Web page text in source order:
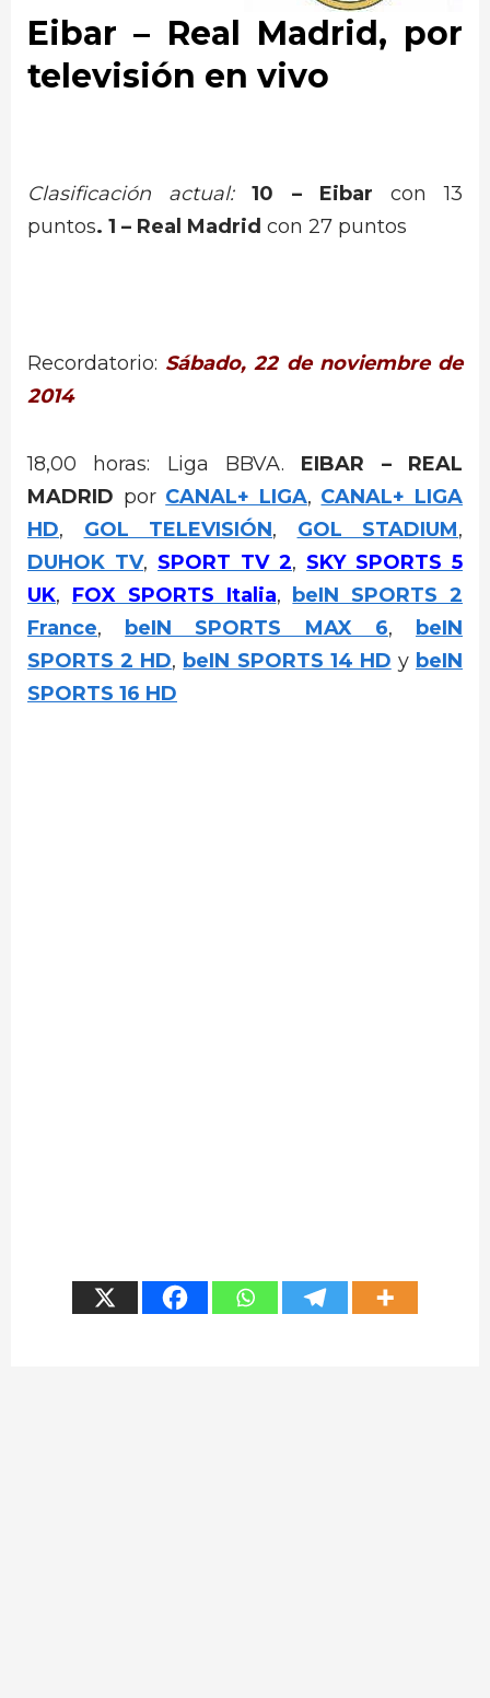
Eibar – Real Madrid, por
televisión en vivo
Clasificación actual: 10 – Eibar con 13
puntos. 1 – Real Madrid con 27 puntos
Recordatorio: Sábado, 22 de noviembre de
2014
18,00 horas: Liga BBVA. EIBAR – REAL
MADRID por CANAL+ LIGA, CANAL+ LIGA
HD, GOL TELEVISIÓN, GOL STADIUM,
DUHOK TV, SPORT TV 2, SKY SPORTS 5
UK, FOX SPORTS Italia,
beIN SPORTS 2
France, beIN SPORTS MAX 6,
beIN
SPORTS 2 HD, beIN SPORTS 14 HD y beIN
SPORTS 16 HD